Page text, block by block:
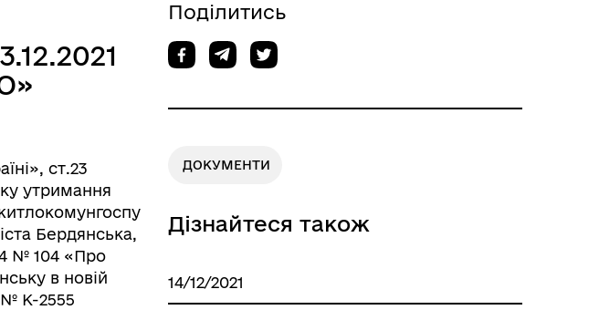
ст.23
утримання
Бердянська,
№ 104 «Про
в новій
№ К-2555
Поділитись
ДОКУМЕНТИ
Дізнайтеся також
14/12/2021